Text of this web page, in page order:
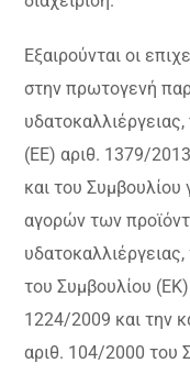
Εξαιρούνται οι
στην πρωτογενή
(ΕΕ) αριθ. 1379/
και του
αγορών των
του Συμβουλίου
1224/2009 και την
αριθ. 104/2000 του